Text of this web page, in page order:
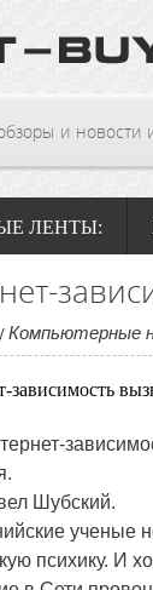
и новости
ЛЕНТЫ:
/ Компьютерные
Шубский.
ученые
психику. И